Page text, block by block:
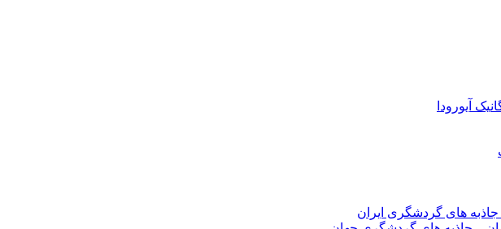
آیورودا
جاذبه های گردشگری ایران